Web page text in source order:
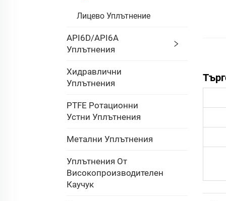
Лицево Уплътнение
API6D/API6A
Уплътнения
Хидравлични
Уплътнения
PTFE Ротационни
Устни Уплътнения
Метални Уплътнения
Уплътнения От
Високопроизводителен
Каучук